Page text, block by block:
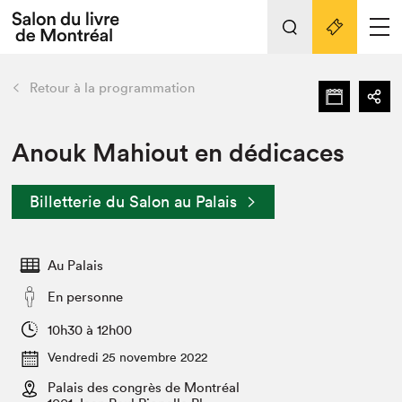
Espace médias
Espace exposant⋅e⋅s
Tout sur l'édition 2022
Actualités
Vidéos et Balados
Club de lecture Braindate
retour Nos activités
Édition 2022
Nous connaître
Projets partenaires 2022
Archives
Liens pratiques
Retour à la programmation
Anouk Mahiout en dédicaces
Billetterie du Salon au Palais
Au Palais
En personne
10h30 à 12h00
Vendredi 25 novembre 2022
Palais des congrès de Montréal